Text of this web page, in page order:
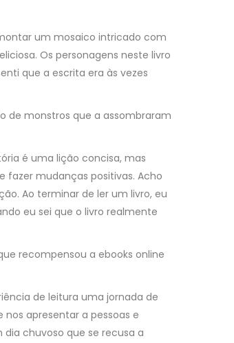
um mosaico intricado com
Os personagens neste livro
que a escrita era às vezes
de monstros que a assombraram
é uma lição concisa, mas
fazer mudanças positivas. Acho
Ao terminar de ler um livro, eu
eu sei que o livro realmente
recompensou a ebooks online
de leitura uma jornada de
apresentar a pessoas e
chuvoso que se recusa a